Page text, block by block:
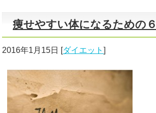
痩せやすい体になるための
2016年1月15日 [ダイエット]